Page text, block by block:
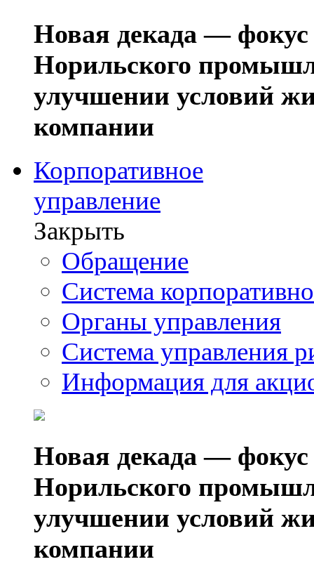
Новая декада — фокус
Норильского
улучшении условий
компании
Корпоративное
управление
Закрыть
Обращение
Система
Органы управления
Система управления
Информация для
Новая декада — фокус
Норильского
улучшении условий
компании